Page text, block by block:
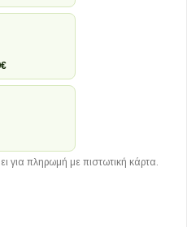
για πληρωμή με πιστωτική κάρτα.